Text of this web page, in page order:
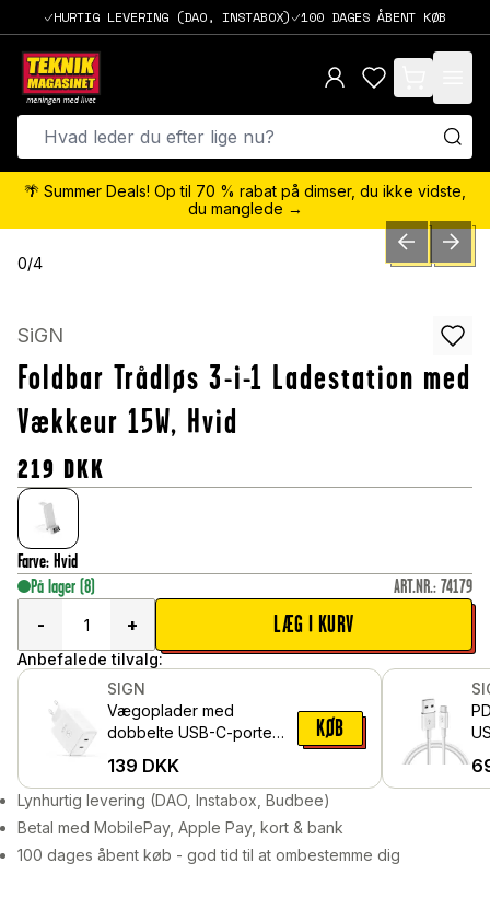
HURTIG LEVERING (DAO, INSTABOX) 100 DAGES ÅBENT KØB
items in cart,
🌴 Summer Deals! Op til 70 % rabat på dimser, du ikke vidste,
du manglede →
0/4 PREVIOUSNEXT
SiGN
Foldbar Trådløs 3-i-1 Ladestation med
Vækkeur 15W, Hvid
219 DKK
Farve: Hvid
På lager (8) ART.NR.: 74179
-
+ LÆG I KURV
Anbefalede tilvalg:
SIGN
Vægoplader med
dobbelte USB-C-porte
139 DKK
KØB
Lynhurtig levering (DAO, Instabox, Budbee)
Betal med MobilePay, Apple Pay, kort & bank
100 dages åbent køb - god tid til at ombestemme dig